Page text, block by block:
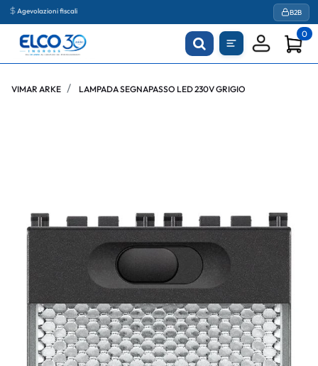
Agevolazioni fiscali B2B
0
VIMAR ARKE LAMPADA SEGNAPASSO LED 230V GRIGIO